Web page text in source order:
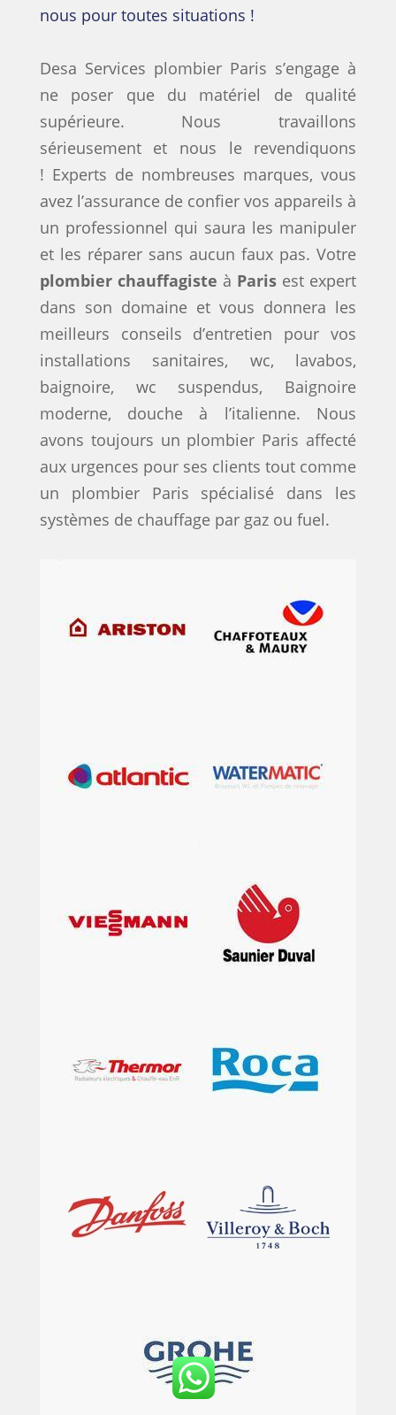
nous pour toutes situations !
Desa Services plombier Paris s’engage à
ne poser que du matériel de qualité
supérieure. Nous travaillons
sérieusement et nous le revendiquons
! Experts de nombreuses marques, vous
avez l’assurance de confier vos appareils à
un professionnel qui saura les manipuler
et les réparer sans aucun faux pas. Votre
plombier chauffagiste à Paris est expert
dans son domaine et vous donnera les
meilleurs conseils d’entretien pour vos
installations sanitaires, wc, lavabos,
baignoire, wc suspendus, Baignoire
moderne, douche à l’italienne. Nous
avons toujours un plombier Paris affecté
aux urgences pour ses clients tout comme
un plombier Paris spécialisé dans les
systèmes de chauffage par gaz ou fuel.